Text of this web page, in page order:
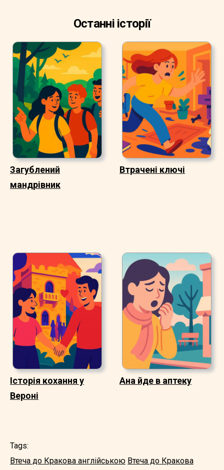
Останні історії
Загублений
мандрівник
Втрачені ключі
Історія кохання у
Вероні
Ана йде в аптеку
Tags:
Втеча до Кракова англійською Втеча до Кракова